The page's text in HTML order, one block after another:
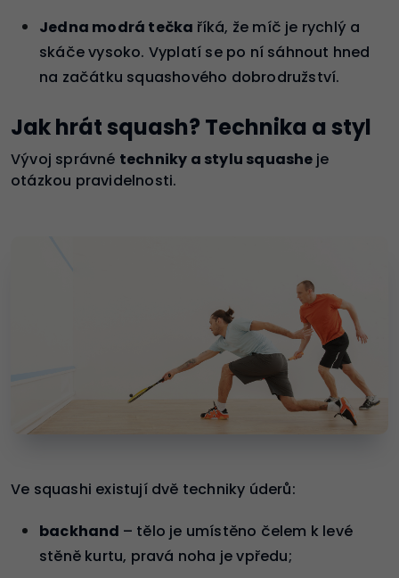
Jedna modrá tečka říká, že míč je rychlý a
skáče vysoko. Vyplatí se po ní sáhnout hned
na začátku squashového dobrodružství.
Jak hrát squash? Technika a styl
Vývoj správné techniky a stylu squashe je
otázkou pravidelnosti.
Ve squashi existují dvě techniky úderů:
backhand – tělo je umístěno čelem k levé
stěně kurtu, pravá noha je vpředu;